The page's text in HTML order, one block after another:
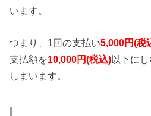
います。
つまり、1回の支払い5,000円(税
支払額を10,000円(税込)以下に
しまいます。